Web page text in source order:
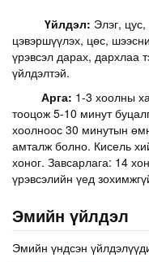
Үйлдэл: Элэг,
цэвэршүүлэх, цөс,
үрэвсэл дарах, дархлаа
үйлдэлтэй.
Арга: 1-3 хоолны
тооцож 5-10 минут
хоолноос 30 минутын
амталж болно. Кисель
хоног. Завсарлага: 14
үрэвсэлийн үед
Эмийн үйлдэл
Эмийн үндсэн